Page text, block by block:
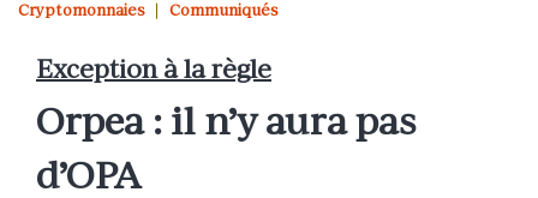
Cryptomonnaies
Communiqués
Exception à la règle
Orpea : il n’y aura pas
d’OPA